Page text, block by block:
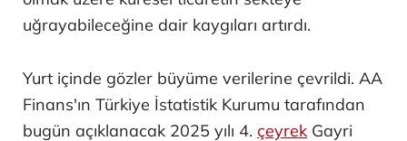
uğrayabileceğine dair kaygıları artırdı.
Yurt içinde gözler büyüme verilerine çevrildi. AA
Finans'ın Türkiye İstatistik Kurumu tarafından
bugün açıklanacak 2025 yılı 4. çeyrek Gayri